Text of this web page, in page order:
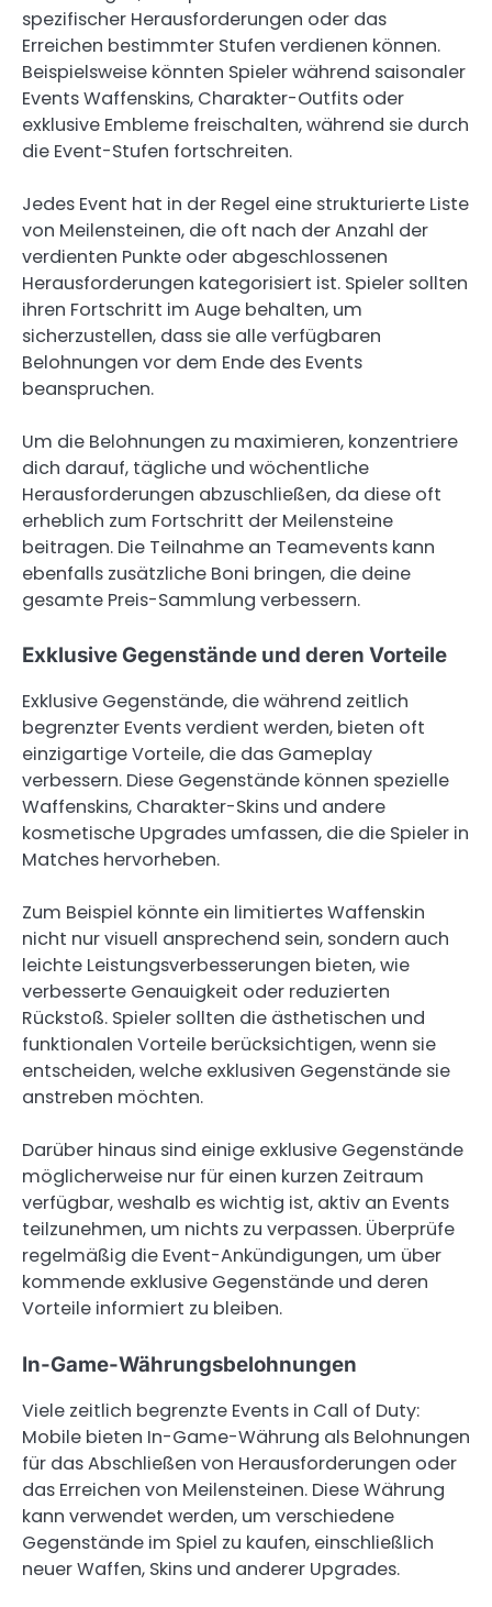
spezifischer Herausforderungen oder das
Erreichen bestimmter Stufen verdienen können.
Beispielsweise könnten Spieler während saisonaler
Events Waffenskins, Charakter-Outfits oder
exklusive Embleme freischalten, während sie durch
die Event-Stufen fortschreiten.
Jedes Event hat in der Regel eine strukturierte Liste
von Meilensteinen, die oft nach der Anzahl der
verdienten Punkte oder abgeschlossenen
Herausforderungen kategorisiert ist. Spieler sollten
ihren Fortschritt im Auge behalten, um
sicherzustellen, dass sie alle verfügbaren
Belohnungen vor dem Ende des Events
beanspruchen.
Um die Belohnungen zu maximieren, konzentriere
dich darauf, tägliche und wöchentliche
Herausforderungen abzuschließen, da diese oft
erheblich zum Fortschritt der Meilensteine
beitragen. Die Teilnahme an Teamevents kann
ebenfalls zusätzliche Boni bringen, die deine
gesamte Preis-Sammlung verbessern.
Exklusive Gegenstände und deren Vorteile
Exklusive Gegenstände, die während zeitlich
begrenzter Events verdient werden, bieten oft
einzigartige Vorteile, die das Gameplay
verbessern. Diese Gegenstände können spezielle
Waffenskins, Charakter-Skins und andere
kosmetische Upgrades umfassen, die die Spieler in
Matches hervorheben.
Zum Beispiel könnte ein limitiertes Waffenskin
nicht nur visuell ansprechend sein, sondern auch
leichte Leistungsverbesserungen bieten, wie
verbesserte Genauigkeit oder reduzierten
Rückstoß. Spieler sollten die ästhetischen und
funktionalen Vorteile berücksichtigen, wenn sie
entscheiden, welche exklusiven Gegenstände sie
anstreben möchten.
Darüber hinaus sind einige exklusive Gegenstände
möglicherweise nur für einen kurzen Zeitraum
verfügbar, weshalb es wichtig ist, aktiv an Events
teilzunehmen, um nichts zu verpassen. Überprüfe
regelmäßig die Event-Ankündigungen, um über
kommende exklusive Gegenstände und deren
Vorteile informiert zu bleiben.
In-Game-Währungsbelohnungen
Viele zeitlich begrenzte Events in Call of Duty:
Mobile bieten In-Game-Währung als Belohnungen
für das Abschließen von Herausforderungen oder
das Erreichen von Meilensteinen. Diese Währung
kann verwendet werden, um verschiedene
Gegenstände im Spiel zu kaufen, einschließlich
neuer Waffen, Skins und anderer Upgrades.